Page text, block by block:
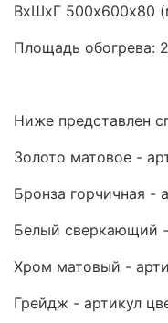
ВхШхГ 500х600х80
Площадь обогрева:
Ниже представлен
Золото матовое -
Бронза горчичная -
Белый сверкающий -
Хром матовый -
Грейдж - артикул